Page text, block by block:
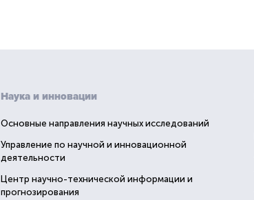
Наука и инновации
Основные направления научных исследований
Управление по научной и инновационной
деятельности
Центр научно-технической информации и
прогнозирования